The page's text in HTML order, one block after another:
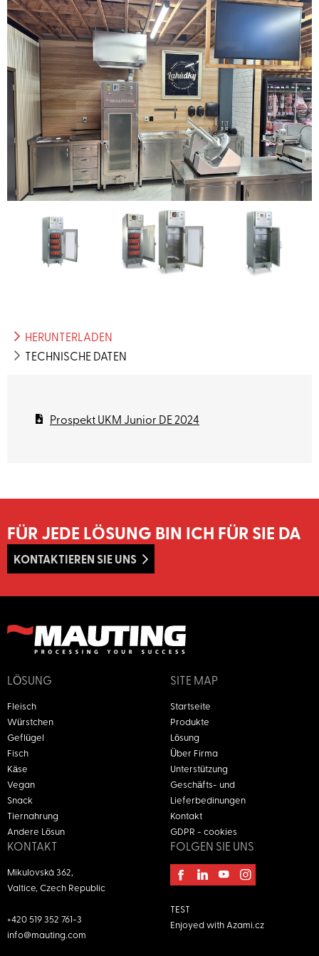
HERUNTERLADEN
TECHNISCHE DATEN
Prospekt UKM Junior DE 2024
FÜR JEDE LÖSUNG BIN ICH FÜR SIE DA
KONTAKTIEREN SIE UNS
FOLGEN SIE UNS
TEST
Enjoyed with Azami.cz
LÖSUNG
Fleisch
Würstchen
Geflügel
Fisch
Käse
Vegan
Snack
Tiernahrung
Andere Lösun
SITE MAP
Startseite
Produkte
Lösung
Über Firma
Unterstützung
Geschäfts- und
Lieferbedinungen
Kontakt
GDPR - cookies
KONTAKT
Mikulovská 362,
Valtice, Czech Republic
+420 519 352 761-3
info@mauting.com